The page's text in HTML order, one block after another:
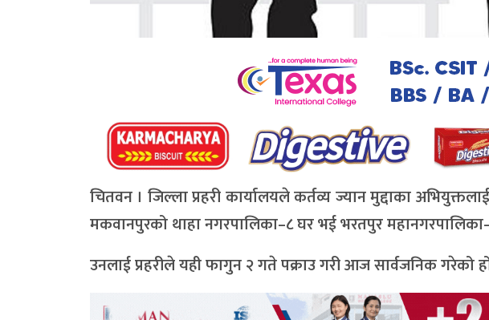
चितवन । जिल्ला प्रहरी कार्यालयले कर्तव्य ज्यान मुद्दाका
मकवानपुरको थाहा नगरपालिका–८ घर भई भरतपुर
उनलाई प्रहरीले यही फागुन २ गते पक्राउ गरी आज सार्वजनिक गरेको